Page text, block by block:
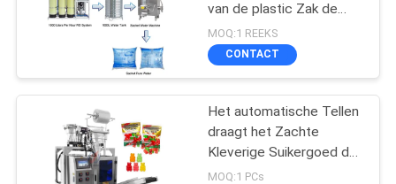
van de plastic Zak de
Kleine Zak Zuivere
Verpakkende Machine
MOQ:1 REEKS
CONTACT
Het automatische Tellen
draagt het Zachte
Kleverige Suikergoed de
Verpakkende Machine
MOQ:1 PCs